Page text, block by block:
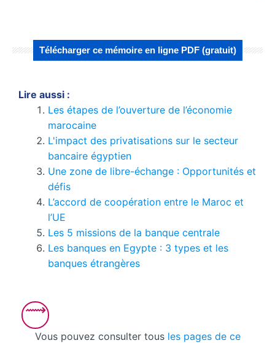
Télécharger ce mémoire en ligne PDF (gratuit)
Lire aussi :
Les étapes de l’ouverture de l’économie
marocaine
L'impact des privatisations sur le secteur
bancaire égyptien
Une zone de libre-échange : Opportunités et
défis
L’accord de coopération entre le Maroc et
l’UE
Les 5 missions de la banque centrale
Les banques en Egypte : 3 types et les
banques étrangères
Vous pouvez consulter tous les pages de ce